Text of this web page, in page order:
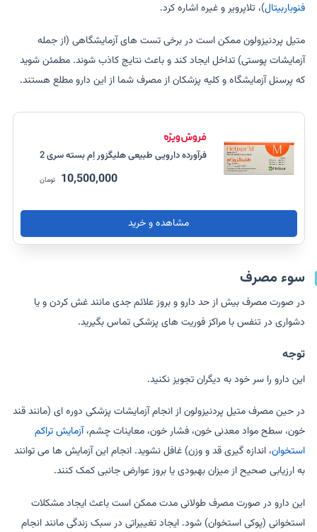
فنوباربیتال)، تلاپرویر و غیره اشاره کرد.
متیل پردنیزولون ممکن است در برخی تست های آزمایشگاهی (از جمله
آزمایشات پوستی) تداخل ایجاد کند و باعث نتایج کاذب شوند. مطمئن شوید
که پرسنل آزمایشگاه و کلیه پزشکان از مصرف شما از این دارو مطلع هستند.
فرآورده دارویی طبیعی هلیگزور اِم بسته سری 2
10,500,000 تومان
مشاهده و خرید
سوء مصرف
در صورت مصرف بیش از حد دارو و بروز علائم جدی مانند غش کردن و یا
دشواری در تنفس با مراکز فوریت های پزشکی تماس بگیرید.
توجه
این دارو را سر خود به دیگران تجویز نکنید.
در حین مصرف متیل پردنیزولون از انجام آزمایشات پزشکی دوره ای (مانند قند
خون، سطح مواد معدنی خون، فشار خون، معاینات چشم،آزمایش تراکم
استخوان، اندازه گیری قد و وزن) غافل نشوید. انجام این آزمایش ها می توانند
به ارزیابی صحیح از میزان بهبودی یا بروز عوارض جانبی کمک کنند.
این دارو در صورت مصرف طولانی مدت ممکن است باعث ایجاد مشکلات
استخوانی (پوکی استخوان) شود. ایجاد تغییراتی در سبک زندگی مانند انجام